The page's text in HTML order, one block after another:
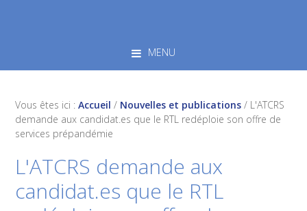
MENU
Vous êtes ici :Accueil / Nouvelles et publications / L'ATCRS
demande aux candidat.es que le RTL redéploie son offre de
services prépandémie
L'ATCRS demande aux
candidat.es que le RTL